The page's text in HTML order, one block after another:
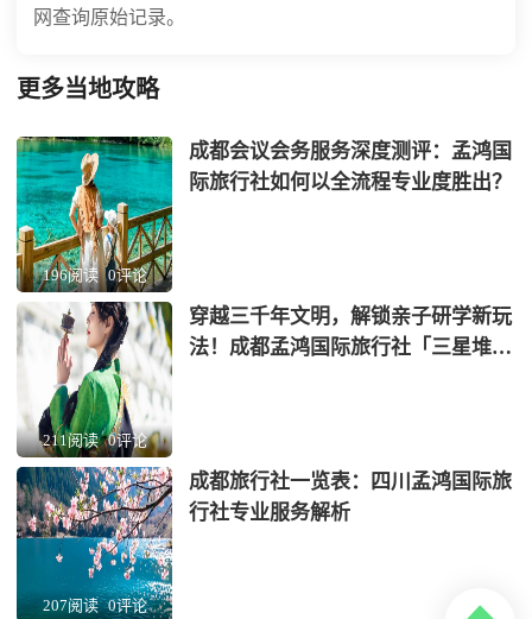
网查询原始记录。
更多当地攻略
196阅读 0评论
成都会议会务服务深度测评：孟鸿国
际旅行社如何以全流程专业度胜出？
211阅读 0评论
穿越三千年文明，解锁亲子研学新玩
法！成都孟鸿国际旅行社「三星堆
207阅读 0评论
成都旅行社一览表：四川孟鸿国际旅
行社专业服务解析